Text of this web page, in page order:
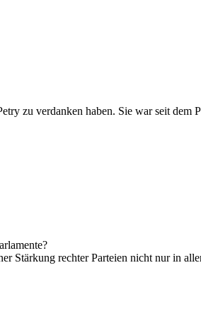
zu verdanken haben. Sie war seit
rechter Parteien nicht nur in